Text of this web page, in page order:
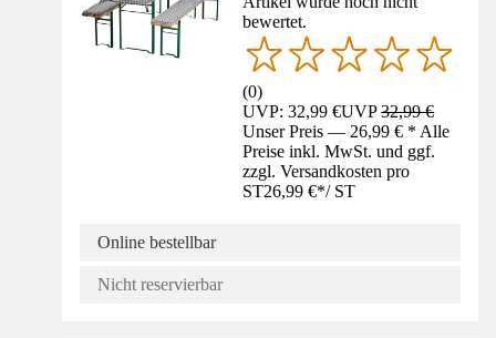
bewertet.
(0)
UVP: 32,99 €UVP32,99 €
Unser Preis — 26,99 € * Alle
Preise inkl. MwSt. und ggf.
zzgl. Versandkosten pro
ST26,99 €*/ ST
Online bestellbar
Nicht reservierbar